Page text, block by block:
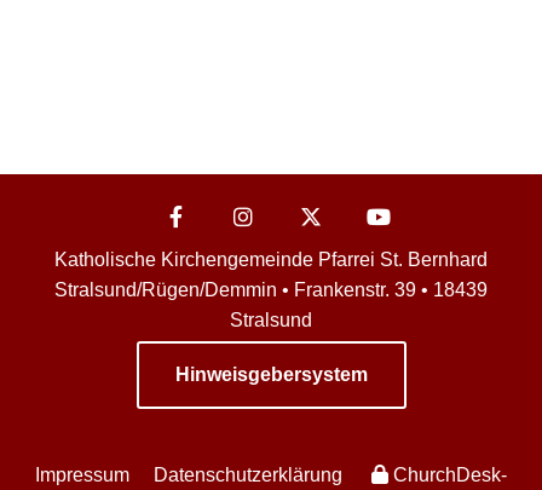
Katholische Kirchengemeinde Pfarrei St. Bernhard
Stralsund/Rügen/Demmin • Frankenstr. 39 • 18439
Stralsund
Hinweisgebersystem
Impressum Datenschutzerklärung ChurchDesk-